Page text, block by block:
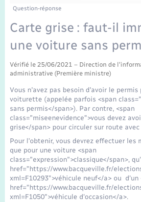
Etat-civil - Papiers -
Mariage – PACS
Parrainage civil
Recensement
Loisirs
Nouvel habitant
Numérique
Organisation d’événement
Sécurité - Prévention
Transports scolaires
Travaux - Autorisation
Compétences
Plan interactif
Présentation de la commune
Publications
La Communauté de communes
Question-réponse
Carte grise : faut-il
une voiture sans
Vérifié le 25/06/2021 – Direction de
administrative (Première ministre)
Vous n'avez pas besoin d'avoir le permis
voiturette (appelée parfois <span
sans permis</span>). Par contre, <span
class="miseenevidence">vous devez
grise</span> pour circuler sur route
Pour l'obtenir, vous devrez effectuer les
que pour une voiture <span
class="expression">classique</span>,
href="https://www.bacqueville.fr/
xml=F10293">véhicule neuf</a> ou d'un
href="https://www.bacqueville.fr/
xml=F1050">véhicule d'occasion</a>.